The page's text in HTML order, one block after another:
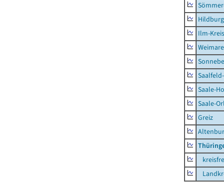
Ilm-Kreis
Saale-
Saale-
Greiz